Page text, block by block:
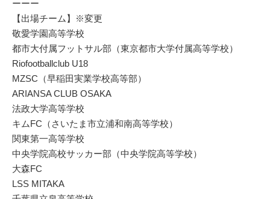
ーーー
【出場チーム】※変更
敬愛学園高等学校
都市大付属フットサル部（東京都市大学付属高等学校）
Riofootballclub U18
MZSC（早稲田実業学校高等部）
ARIANSA CLUB OSAKA
法政大学高等学校
キムFC（さいたま市立浦和南高等学校）
関東第一高等学校
中央学院高校サッカー部（中央学院高等学校）
大森FC
LSS MITAKA